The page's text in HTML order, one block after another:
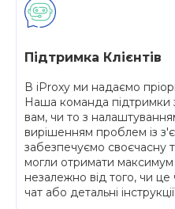
Підтримка Клієнтів
В iProxy ми надаємо
Наша команда підтримки
вам, чи то з
вирішенням проблем із
забезпечуємо своєчасну
могли отримати
незалежно від того, чи
чат або детальні інструкції.